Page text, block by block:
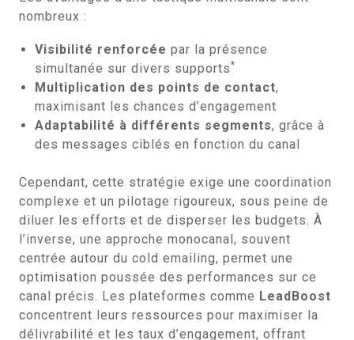
nombreux :
Visibilité renforcée par la présence
simultanée sur divers supports*
Multiplication des points de contact,
maximisant les chances d’engagement
Adaptabilité à différents segments, grâce à
des messages ciblés en fonction du canal
Cependant, cette stratégie exige une coordination
complexe et un pilotage rigoureux, sous peine de
diluer les efforts et de disperser les budgets. À
l’inverse, une approche monocanal, souvent
centrée autour du cold emailing, permet une
optimisation poussée des performances sur ce
canal précis. Les plateformes comme LeadBoost
concentrent leurs ressources pour maximiser la
délivrabilité et les taux d’engagement, offrant